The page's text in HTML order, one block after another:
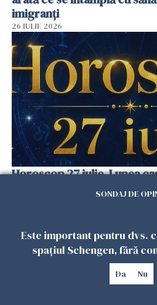
imigranți
26 IULIE 2026
Horoscop 27 iulie. Lunea
săptămânii. Universul
neașteptate pentru unele
SONDAJ DE
Este important pentru dvs.
spațiul Schengen, fără
Da Nu